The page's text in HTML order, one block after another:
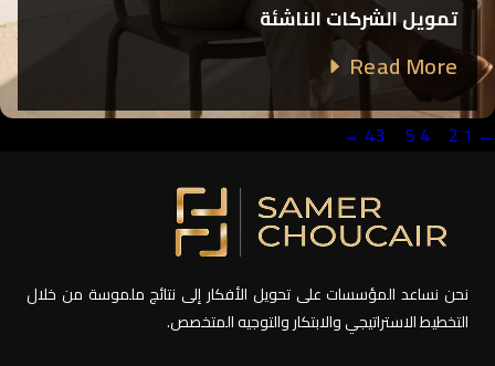
تمويل الشركات الناشئة
Read More
←
1
2
4
5
43
→
نحن نساعد المؤسسات على تحويل الأفكار إلى نتائج ملموسة من خلال
التخطيط الاستراتيجي والابتكار والتوجيه المتخصص.